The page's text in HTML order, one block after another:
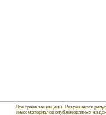
Все права защищены. Разрешается
иных материалов опубликованных на